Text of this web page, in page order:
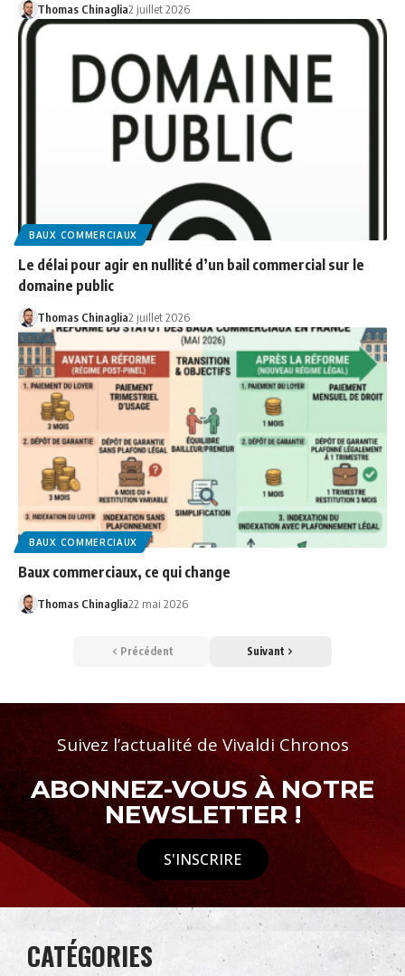
Thomas Chinaglia2 juillet 2026
BAUX COMMERCIAUX
Le délai pour agir en nullité d’un bail commercial sur le
domaine public
Thomas Chinaglia2 juillet 2026
BAUX COMMERCIAUX
Baux commerciaux, ce qui change
Thomas Chinaglia22 mai 2026
Précédent Suivant
Suivez l’actualité de Vivaldi Chronos
ABONNEZ-VOUS À NOTRE
NEWSLETTER !
S'INSCRIRE
CATÉGORIES